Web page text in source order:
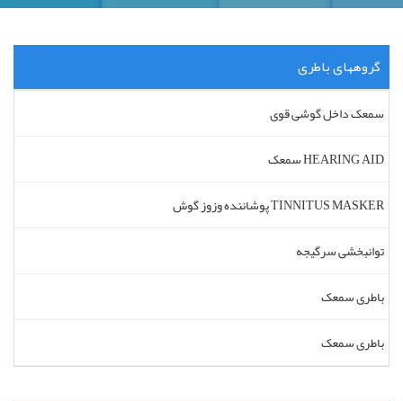
گروههای باطری
سمعک داخل گوشی قوی
سمعک HEARING AID
پوشاننده وزوز گوش TINNITUS MASKER
توانبخشی سرگیجه
باطری سمعک
باطری سمعک